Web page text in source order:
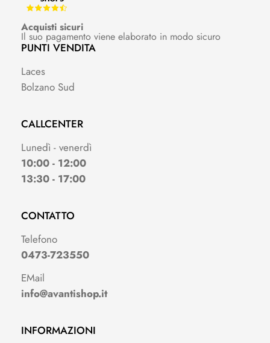
Acquisti sicuri
Il suo pagamento viene elaborato in modo sicuro
PUNTI VENDITA
Laces
Bolzano Sud
CALLCENTER
Lunedì - venerdì
10:00 - 12:00
13:30 - 17:00
CONTATTO
Telefono
0473-723550
EMail
info@avantishop.it
INFORMAZIONI